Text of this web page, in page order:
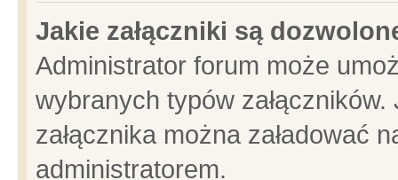
Jakie załączniki są
Administrator forum może
wybranych typów
załącznika można załadować
administratorem.